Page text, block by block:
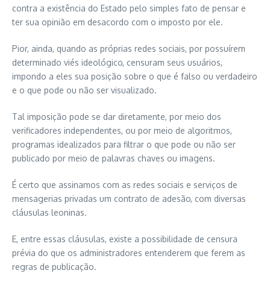
contra a existência do Estado pelo simples fato de pensar e
ter sua opinião em desacordo com o imposto por ele.
Pior, ainda, quando as próprias redes sociais, por possuírem
determinado viés ideológico, censuram seus usuários,
impondo a eles sua posição sobre o que é falso ou verdadeiro
e o que pode ou não ser visualizado.
Tal imposição pode se dar diretamente, por meio dos
verificadores independentes, ou por meio de algoritmos,
programas idealizados para filtrar o que pode ou não ser
publicado por meio de palavras chaves ou imagens.
É certo que assinamos com as redes sociais e serviços de
mensagerias privadas um contrato de adesão, com diversas
cláusulas leoninas.
E, entre essas cláusulas, existe a possibilidade de censura
prévia do que os administradores entenderem que ferem as
regras de publicação.